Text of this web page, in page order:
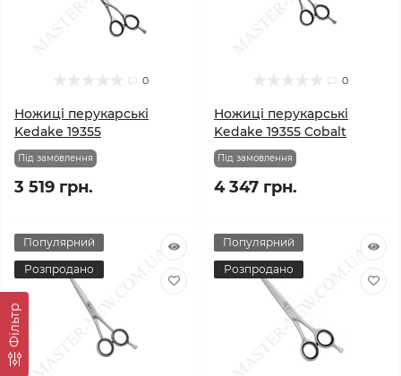
Фільтр
0
Ножиці перукарські
Kedake 19355
Під замовлення
3 519 грн.
0
Ножиці перукарські
Kedake 19355 Cobalt
Під замовлення
4 347 грн.
Популярний
Розпродано
Популярний
Розпродано